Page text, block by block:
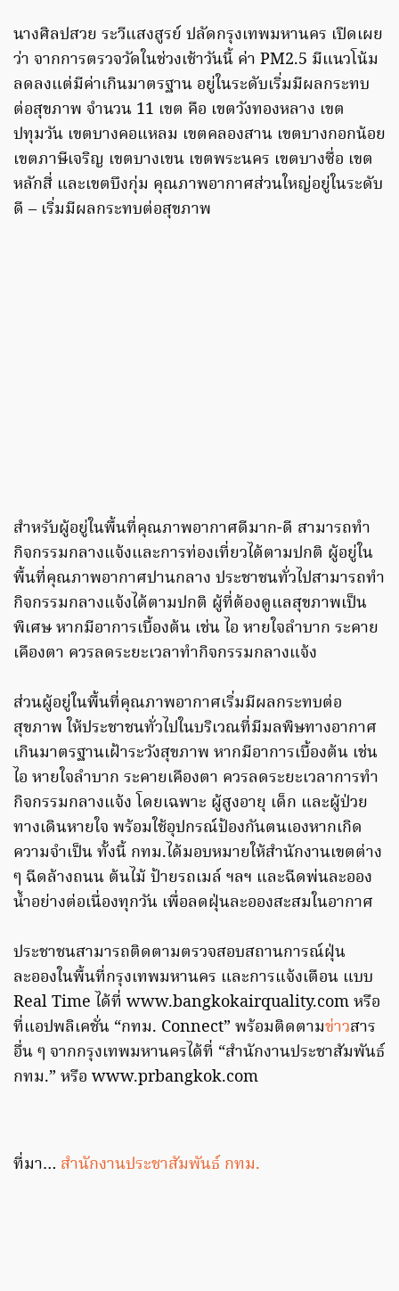
นางศิลปสวย ระวีแสงสูรย์ ปลัดกรุงเทพมหานคร เปิดเผย
ว่า จากการตรวจวัดในช่วงเช้าวันนี้ ค่า PM2.5 มีแนวโน้ม
ลดลงแต่มีค่าเกินมาตรฐาน อยู่ในระดับเริ่มมีผลกระทบ
ต่อสุขภาพ จำนวน 11 เขต คือ เขตวังทองหลาง เขต
ปทุมวัน เขตบางคอแหลม เขตคลองสาน เขตบางกอกน้อย
เขตภาษีเจริญ เขตบางเขน เขตพระนคร เขตบางซื่อ เขต
หลักสี่ และเขตบึงกุ่ม คุณภาพอากาศส่วนใหญ่อยู่ในระดับ
ดี – เริ่มมีผลกระทบต่อสุขภาพ
สำหรับผู้อยู่ในพื้นที่คุณภาพอากาศดีมาก-ดี สามารถทำ
กิจกรรมกลางแจ้งและการท่องเที่ยวได้ตามปกติ ผู้อยู่ใน
พื้นที่คุณภาพอากาศปานกลาง ประชาชนทั่วไปสามารถทำ
กิจกรรมกลางแจ้งได้ตามปกติ ผู้ที่ต้องดูแลสุขภาพเป็น
พิเศษ หากมีอาการเบื้องต้น เช่น ไอ หายใจลำบาก ระคาย
เคืองตา ควรลดระยะเวลาทำกิจกรรมกลางแจ้ง
ส่วนผู้อยู่ในพื้นที่คุณภาพอากาศเริ่มมีผลกระทบต่อ
สุขภาพ ให้ประชาชนทั่วไปในบริเวณที่มีมลพิษทางอากาศ
เกินมาตรฐานเฝ้าระวังสุขภาพ หากมีอาการเบื้องต้น เช่น
ไอ หายใจลำบาก ระคายเคืองตา ควรลดระยะเวลาการทำ
กิจกรรมกลางแจ้ง โดยเฉพาะ ผู้สูงอายุ เด็ก และผู้ป่วย
ทางเดินหายใจ พร้อมใช้อุปกรณ์ป้องกันตนเองหากเกิด
ความจำเป็น ทั้งนี้ กทม.ได้มอบหมายให้สำนักงานเขตต่าง
ๆ ฉีดล้างถนน ต้นไม้ ป้ายรถเมล์ ฯลฯ และฉีดพ่นละออง
น้ำอย่างต่อเนื่องทุกวัน เพื่อลดฝุ่นละอองสะสมในอากาศ
ประชาชนสามารถติดตามตรวจสอบสถานการณ์ฝุ่น
ละอองในพื้นที่กรุงเทพมหานคร และการแจ้งเตือน แบบ
Real Time ได้ที่ www.bangkokairquality.com หรือ
ที่แอปพลิเคชั่น “กทม. Connect” พร้อมติดตามข่าวสาร
อื่น ๆ จากกรุงเทพมหานครได้ที่ “สำนักงานประชาสัมพันธ์
กทม.” หรือ www.prbangkok.com
ที่มา… สำนักงานประชาสัมพันธ์ กทม.